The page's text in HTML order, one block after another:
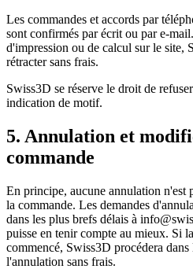
Les commandes et accords par
sont confirmés par écrit ou par e-
d'impression ou de calcul sur le site,
rétracter sans frais.
Swiss3D se réserve le droit de
indication de motif.
5. Annulation et
commande
En principe, aucune annulation n'est
la commande. Les demandes
dans les plus brefs délais à
puisse en tenir compte au mieux. Si
commencé, Swiss3D procédera dans
l'annulation sans frais.